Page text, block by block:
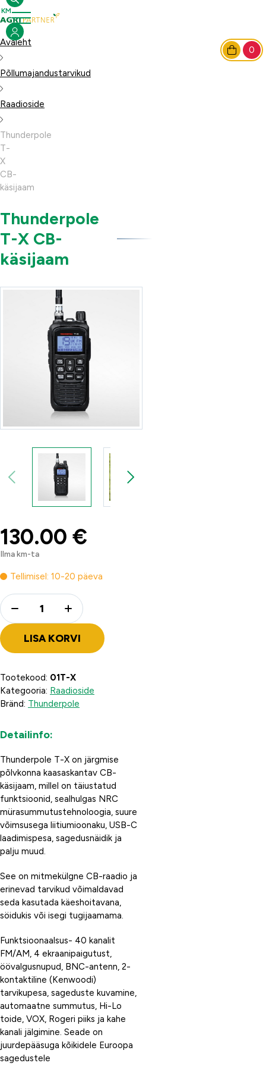
0
Avaleht
Põllumajandustarvikud
Raadioside
Thunderpole
T-
X
CB-
käsijaam
Thunderpole
T-X CB-
käsijaam
130.00 €
Ilma km-ta
Tellimisel: 10-20 päeva
Quantity
LISA KORVI
Tootekood: 01T-X
Kategooria: Raadioside
Bränd: Thunderpole
Detailinfo:
Thunderpole T-X on järgmise
põlvkonna kaasaskantav CB-
käsijaam, millel on täiustatud
funktsioonid, sealhulgas NRC
mürasummutustehnoloogia, suure
võimsusega liitiumioonaku, USB-C
laadimispesa, sagedusnäidik ja
palju muud.
See on mitmekülgne CB-raadio ja
erinevad tarvikud võimaldavad
seda kasutada käeshoitavana,
söidukis või isegi tugijaamama.
Funktsioonaalsus- 40 kanalit
FM/AM, 4 ekraanipaigutust,
öövalgusnupud, BNC-antenn, 2-
kontaktiline (Kenwoodi)
tarvikupesa, sageduste kuvamine,
automaatne summutus, Hi-Lo
toide, VOX, Rogeri piiks ja kahe
kanali jälgimine. Seade on
juurdepääsuga kõikidele Euroopa
sagedustele